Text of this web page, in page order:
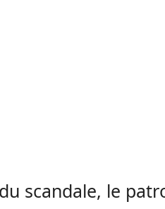
scandale, le